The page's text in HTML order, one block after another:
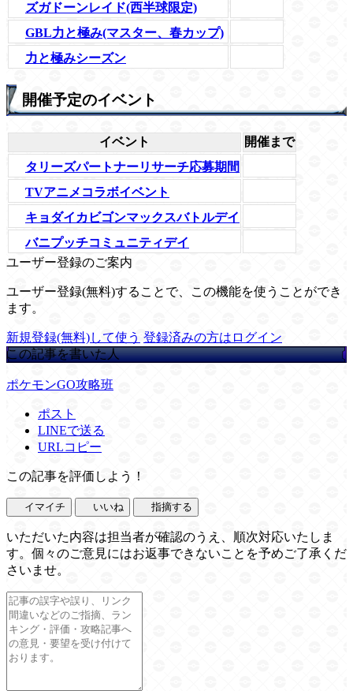
ズガドーンレイド(西半球限定)
GBL力と極み(マスター、春カップ)
力と極みシーズン
開催予定のイベント
イベント
開催まで
タリーズパートナーリサーチ応募期間
TVアニメコラボイベント
キョダイカビゴンマックスバトルデイ
バニプッチコミュニティデイ
ユーザー登録のご案内
ユーザー登録(無料)することで、この機能を使うことができ
ます。
新規登録(無料)して使う 登録済みの方はログイン
この記事を書いた人
ポケモンGO攻略班
ポスト
LINEで送る
URLコピー
この記事を評価しよう！
イマイチ いいね 指摘する
いただいた内容は担当者が確認のうえ、順次対応いたしま
す。個々のご意見にはお返事できないことを予めご了承くだ
さいませ。